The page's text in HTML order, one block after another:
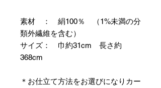
素材 ： 絹100％ （1%未満の分
類外繊維を含む）
サイズ： 巾約31cm 長さ約
368cm
＊お仕立て方法をお選びになりカー